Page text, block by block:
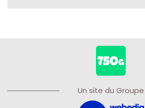
Un site du Groupe